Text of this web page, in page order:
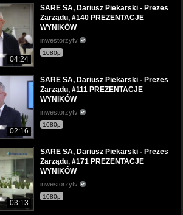
04:24
SARE SA, Dariusz Piekarski - Prezes
Zarządu, #140 PREZENTACJE
WYNIKÓW
inwestorzytv
1080p
02:16
SARE SA, Dariusz Piekarski - Prezes
Zarządu, #111 PREZENTACJE
WYNIKÓW
inwestorzytv
1080p
03:13
SARE SA, Dariusz Piekarski - Prezes
Zarządu, #171 PREZENTACJE
WYNIKÓW
inwestorzytv
1080p